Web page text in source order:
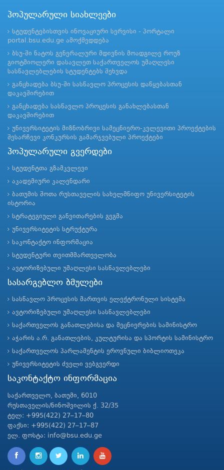
პოპულარული სიახლეები
სტუდენტებისთვის ინოვაციური სერვისი - პორტალი
portal.bsu.edu.ge ამოქმედდება
ბსუ-ში ნატოს გენერალური მდივნის მოადგილე როუზ
გიოტმიოლერი დასავლეთ საქართველოს უმაღლესი
სასწავლებლების სტუდენტებს შეხვდა
განცხადება ბსუ-ში სასწავლო პროცესის დაწყებასთან
დაკავშირებით
განცხადება სასწავლო პროცესის განახლებასთან
დაკავშირებით
უნივერსიტეტის მიზნობრივი სამეცნიერო-კვლევითი პროექტების
შესარჩევი კონკურსის გამარჯვებული პროექტები
პოპულარული გვერდები
სტუდენტთა გზამკვლევი
აკადემიური კალენდარი
ბათუმის შოთა რუსთაველის სახელმწიფო უნივერსიტეტის
ისტორია
სტრატეგიული განვითარების გეგმა
უნივერსიტეტის სტრუქტურა
საკონტაქტო ინფორმაცია
სტუდენტური თვითმმართველობა
ავტორიზებული უმაღლესი სასწავლებლები
სასარგებლო ბმულები
სასწავლო პროცესის მართვის ელექტრონული სისტემა
ავტორიზებული უმაღლესი სასწავლებლები
საქართველოს განათლებისა და მეცნიერების სამინისტრო
აჭარის ა.რ. განათლების, კულტურისა და სპორტის სამინისტრო
საქართველოს პარლამენტის ეროვნული ბიბლიოთეკა
უნივერსიტეტის ძველი ვებგვერდი
საკონტაქტო ინფორმაცია
საქართველო, ბათუმი, 6010
რუსთაველის/ნინოშვილის ქ. 32/35
ტელ: +995(422) 27–17–80
ფაქსი: +995(422) 27–17–87
ელ. ფოსტა: info@bsu.edu.ge